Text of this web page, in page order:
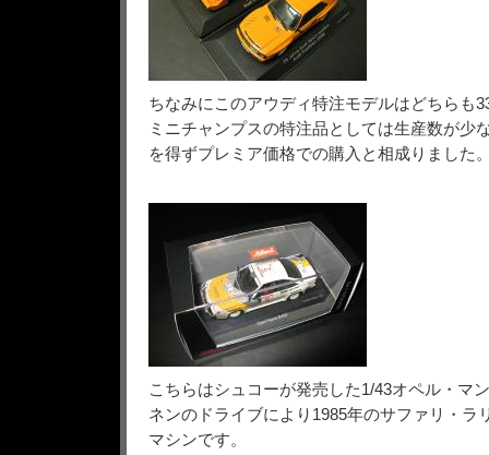
ちなみにこのアウディ特注モデルはどちらも
ミニチャンプスの特注品としては生産数が少
を得ずプレミア価格での購入と相成りました
こちらはシュコーが発売した1/43オペル・マ
ネンのドライブにより1985年のサファリ・ラ
マシンです。